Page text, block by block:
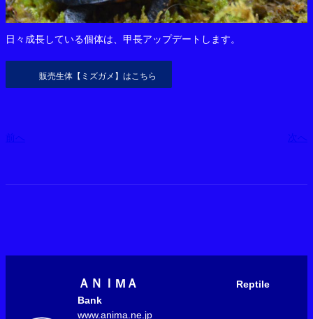
日々成長している個体は、甲長アップデートします。
販売生体【ミズガメ】はこちら
前へ 次へ
ＡＮＩМＡ
Reptile
Bank
www.anima.ne.jp